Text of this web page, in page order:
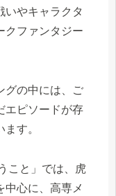
いやキャラクタ
クファンタジー
グの中には、ご
エピソードが存
す。
こと」では、虎
中心に、高専メ